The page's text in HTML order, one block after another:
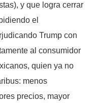
y que logra cerrar
el
Trump con
al consumidor
quien ya no
menos
precios, mayor